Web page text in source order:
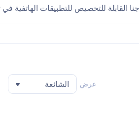
القابلة للتخصيص للتطبيقات الهاتفية
عرض الشائعة